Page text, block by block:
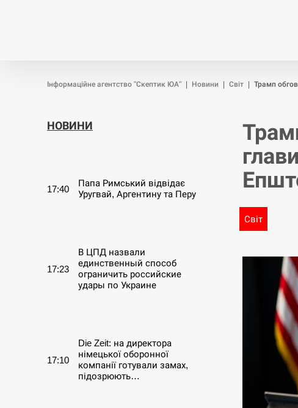
Інформаційне агентство "Скептик ЮА" Новини Світ Трамп
НОВИНИ
17:40
Папа Римський відвідає
Уругвай, Аргентину та Перу
17:23
В ЦПД назвали
единственный способ
ограничить российские
удары по Украине
17:10
Die Zeit: на директора
німецької оборонної
компанії готували замах,
підозрюють…
Світ